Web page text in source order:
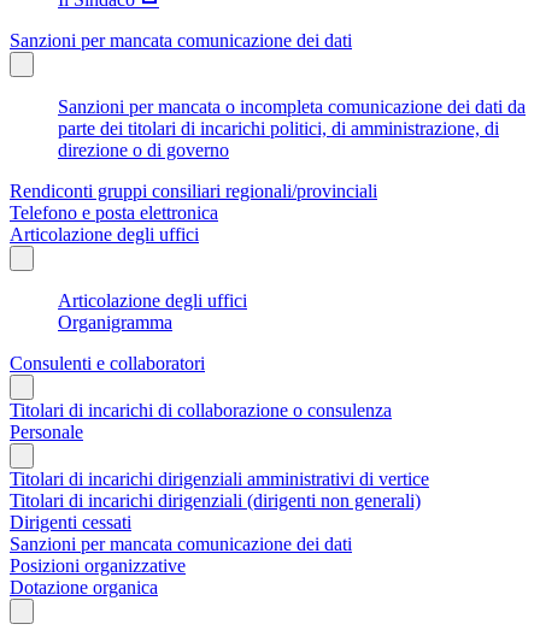
Sanzioni per mancata comunicazione dei dati
Sanzioni per mancata o incompleta comunicazione dei dati da
parte dei titolari di incarichi politici, di amministrazione, di
direzione o di governo
Rendiconti gruppi consiliari regionali/provinciali
Telefono e posta elettronica
Articolazione degli uffici
Articolazione degli uffici
Organigramma
Consulenti e collaboratori
Titolari di incarichi di collaborazione o consulenza
Personale
Titolari di incarichi dirigenziali amministrativi di vertice
Titolari di incarichi dirigenziali (dirigenti non generali)
Dirigenti cessati
Sanzioni per mancata comunicazione dei dati
Posizioni organizzative
Dotazione organica